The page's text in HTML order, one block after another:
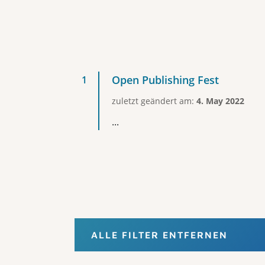
Open Publishing Fest
zuletzt geändert am: 4. May 2022
...
ALLE FILTER ENTFERNEN